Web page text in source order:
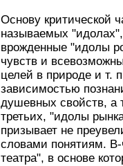
Основу критической
называемых
врожденные "идолы
чувств и
целей в природе и т.
зависимостью
душевных свойств, а
третьих, "идолы
призывает не
словами понятиям. В-
театра", в основе